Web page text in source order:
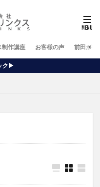
制作講座 お客様の声 前田が行